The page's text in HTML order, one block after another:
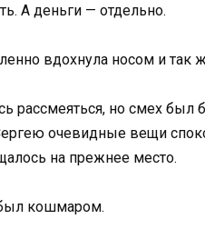
А деньги — отдельно.
вдохнула носом и так
рассмеяться, но смех
очевидные вещи
на прежнее место.
кошмаром.